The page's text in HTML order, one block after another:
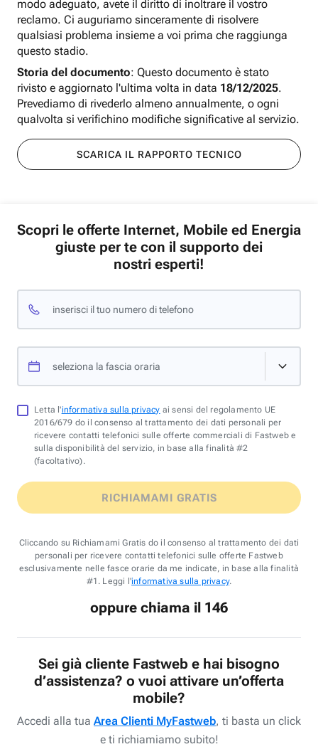
modo adeguato, avete il diritto di inoltrare il vostro
reclamo. Ci auguriamo sinceramente di risolvere
qualsiasi problema insieme a voi prima che raggiunga
questo stadio.
Storia del documento: Questo documento è stato
rivisto e aggiornato l'ultima volta in data 18/12/2025.
Prevediamo di rivederlo almeno annualmente, o ogni
qualvolta si verifichino modifiche significative al servizio.
SCARICA IL RAPPORTO TECNICO
Scopri le offerte Internet, Mobile ed Energia
giuste per te con il supporto dei
nostri esperti!
inserisci il tuo numero di telefono
seleziona la fascia oraria
Letta l'informativa sulla privacy ai sensi del regolamento UE
2016/679 do il consenso al trattamento dei dati personali per
ricevere contatti telefonici sulle offerte commerciali di Fastweb e
sulla disponibilità del servizio, in base alla finalità #2
(facoltativo).
RICHIAMAMI GRATIS
Cliccando su Richiamami Gratis do il consenso al trattamento dei dati
personali per ricevere contatti telefonici sulle offerte Fastweb
esclusivamente nelle fasce orarie da me indicate, in base alla finalità
#1. Leggi l'informativa sulla privacy.
oppure chiama il 146
Sei già cliente Fastweb e hai bisogno
d’assistenza? o vuoi attivare un’offerta
mobile?
Accedi alla tua Area Clienti MyFastweb, ti basta un click
e ti richiamiamo subito!